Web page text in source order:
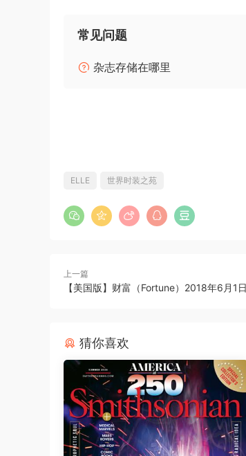
常见问题
杂志存储在哪里
ELLE 世界时装之苑
上一篇
【美国版】财富（Fortune）2018年6月1日
猜你喜欢